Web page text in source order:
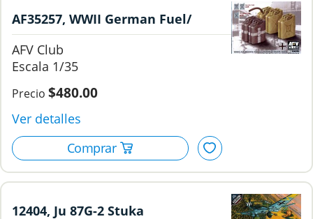
AF35257, WWII German Fuel/
Water Tank Set, 1/35, AFV Club.
AFV Club
1/35
$480.00
12404, Ju 87G-2 Stuka